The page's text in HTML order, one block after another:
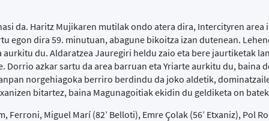
da. Haritz Mujikaren mutilak ondo atera dira, Intercityren area
egon dira 59. minutuan, abagune bikoitza izan dutenean.
du. Aldaratzea Jauregiri heldu zaio eta bere jaurtiketak
Dorrio azkar sartu da area barruan eta Yriarte aurkitu du, baina
norgehiagoka berriro berdindu da joko aldetik,
bitartez, baina Magunagoitiak ekidin du geldiketa on
Ferroni, Miguel Marí (82’ Belloti), Emre Çolak (56’ Etxaniz), Pol